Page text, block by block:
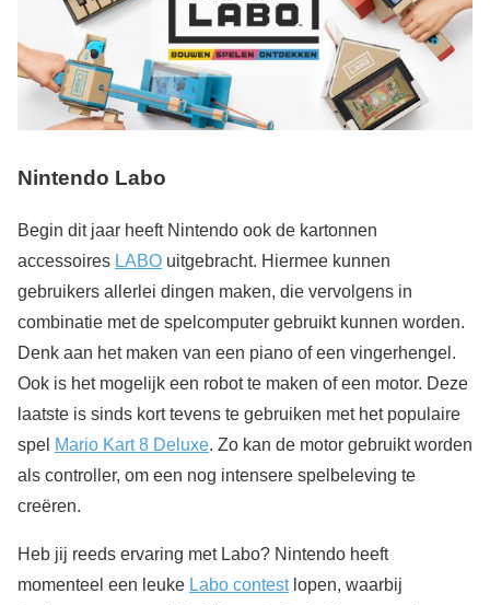
Nintendo Labo
Begin dit jaar heeft Nintendo ook de kartonnen
accessoires LABO uitgebracht. Hiermee kunnen
gebruikers allerlei dingen maken, die vervolgens in
combinatie met de spelcomputer gebruikt kunnen worden.
Denk aan het maken van een piano of een vingerhengel.
Ook is het mogelijk een robot te maken of een motor. Deze
laatste is sinds kort tevens te gebruiken met het populaire
spel Mario Kart 8 Deluxe. Zo kan de motor gebruikt worden
als controller, om een nog intensere spelbeleving te
creëren.
Heb jij reeds ervaring met Labo? Nintendo heeft
momenteel een leuke Labo contestlopen, waarbij